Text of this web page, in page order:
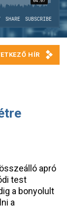
apró
test
a bonyolult
a